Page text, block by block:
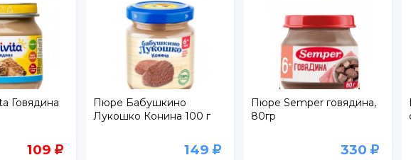
Говядина
109
Пюре Бабушкино
Лукошко Конина 100 г
149
Пюре Semper говядина,
80гр
330